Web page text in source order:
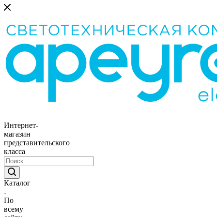
Интернет-
магазин
представительского
класса
Каталог
По
всему